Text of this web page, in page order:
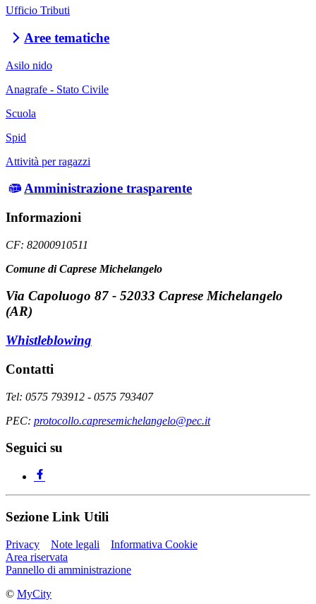
Ufficio Tributi
Aree tematiche
Asilo nido
Anagrafe - Stato Civile
Scuola
Spid
Attività per ragazzi
Amministrazione trasparente
Informazioni
CF: 82000910511
Comune di Caprese Michelangelo
Via Capoluogo 87 - 52033 Caprese Michelangelo
(AR)
Whistleblowing
Contatti
Tel: 0575 793912 - 0575 793407
PEC: protocollo.capresemichelangelo@pec.it
Seguici su
Sezione Link Utili
Privacy Note legali
Informativa Cookie
Area riservata
Pannello di amministrazione
© MyCity